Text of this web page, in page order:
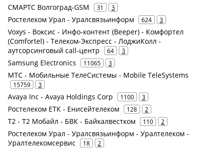
СМАРТС Волгоград-GSM 31 3
Ростелеком Урал - Уралсвязьинформ 624 3
Voxys - Воксис - Инфо-контент (Beeper) - Комфортел
(Comfortel) - Телеком-Экспресс - ЛоджиКолл -
аутсорсинговый call-центр
64 3
Samsung Electronics 11065 3
МТС - Мобильные ТелеСистемы - Mobile TeleSystems
15759 3
Avaya Inc - Avaya Holdings Corp 1100 3
Ростелеком ЕТК - Енисейтелеком 128 2
Т2 - Т2 Мобайл - БВК - Байкалвестком 110 2
Ростелеком Урал - Уралсвязьинформ - Уралтелеком -
Уралтелекомсервис
18 2